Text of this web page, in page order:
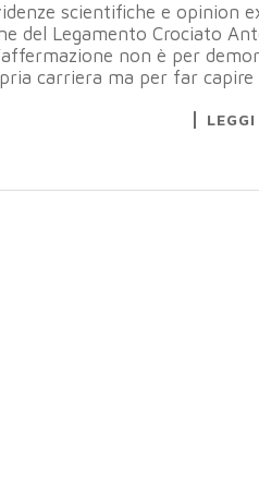
scientifiche e
del Legamento Crociato
non è per
carriera ma per far